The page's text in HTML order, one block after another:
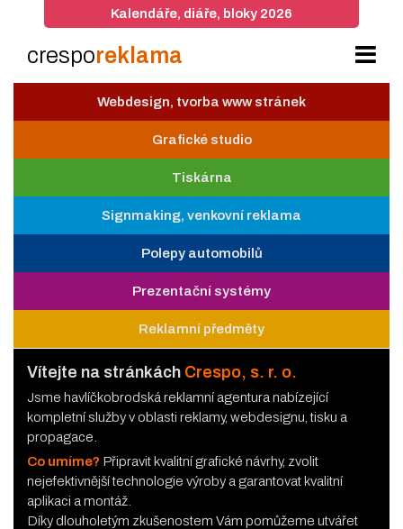
Kalendáře, diáře, bloky 2026
cresporeklama
Webdesign, tvorba www stránek
Grafické studio
Tiskárna
Signmaking, venkovní reklama
Polepy automobilů
Prezentační systémy
Reklamní předměty
Vítejte na stránkách Crespo, s. r. o.
Jsme havlíčkobrodská reklamní agentura nabízející
kompletní služby v oblasti reklamy, webdesignu, tisku a
propagace.
Co umíme? Připravit kvalitní grafické návrhy, zvolit
nejefektivnější technologie výroby a garantovat kvalitní
aplikaci a montáž.
Díky dlouholetým zkušenostem Vám pomůžeme utvářet